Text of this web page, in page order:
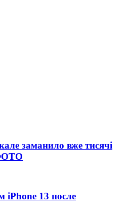
заманило вже тисячі
iPhone 13 после